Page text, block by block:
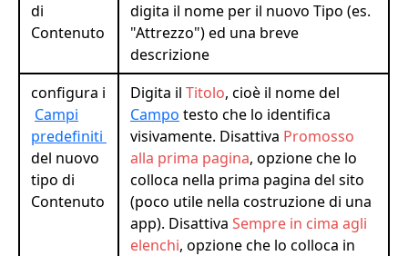
di
Contenuto
digita il nome per il nuovo Tipo (es.
"Attrezzo") ed una breve
descrizione
configura i
Campi
predefiniti
del nuovo
tipo di
Contenuto
Digita il Titolo, cioè il nome del
Campo testo che lo identifica
visivamente. Disattiva Promosso
alla prima pagina, opzione che lo
colloca nella prima pagina del sito
(poco utile nella costruzione di una
app). Disattiva Sempre in cima agli
elenchi, opzione che lo colloca in